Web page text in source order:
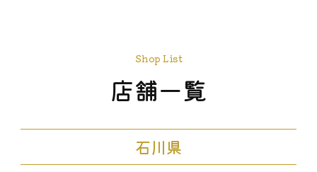
Shop List
店舗一覧
石川県